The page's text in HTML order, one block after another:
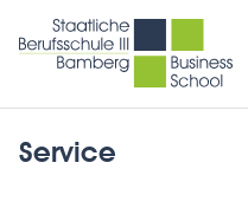
Service